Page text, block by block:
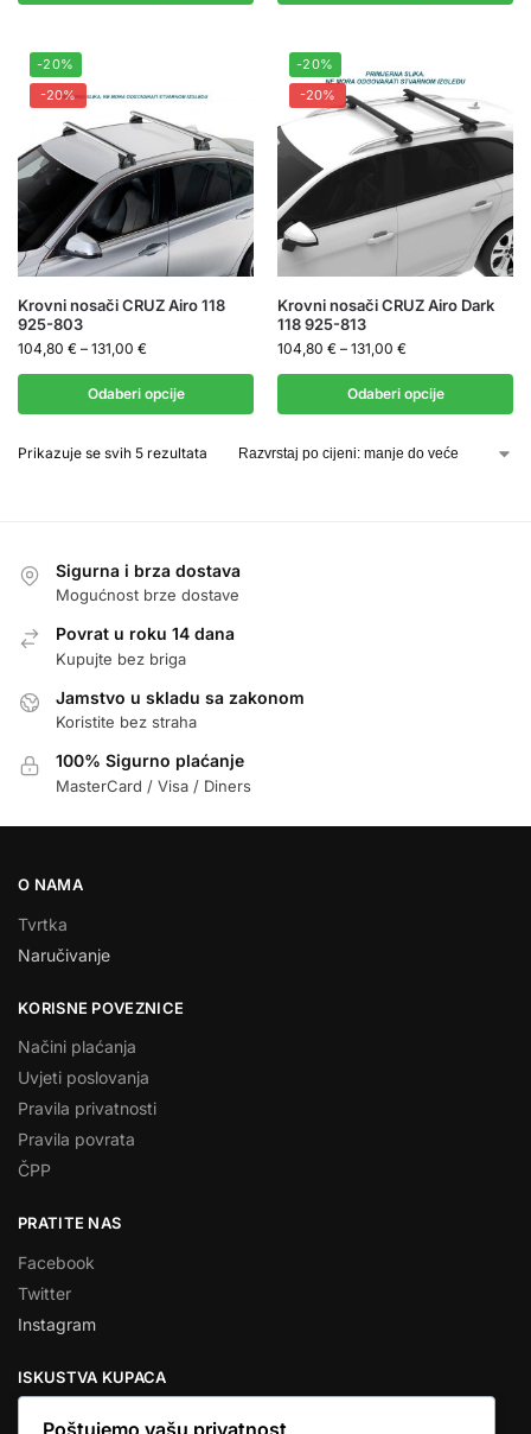
-20%
-20%
Krovni nosači CRUZ Airo 118
925-803
104,80 € – 131,00 €
Odaberi opcije
-20%
-20%
Krovni nosači CRUZ Airo Dark
118 925-813
104,80 € – 131,00 €
Odaberi opcije
Prikazuje se svih 5 rezultata
Sigurna i brza dostava
Mogućnost brze dostave
Povrat u roku 14 dana
Kupujte bez briga
Jamstvo u skladu sa zakonom
Koristite bez straha
100% Sigurno plaćanje
MasterCard / Visa / Diners
O NAMA
Tvrtka
Naručivanje
KORISNE POVEZNICE
Načini plaćanja
Uvjeti poslovanja
Pravila privatnosti
Pravila povrata
ČPP
PRATITE NAS
Facebook
Twitter
Instagram
ISKUSTVA KUPACA